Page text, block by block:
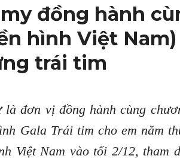
đồng hành
hình Việt
trái tim
là đơn vị đồng hành cùng
Gala Trái tim cho em năm
Việt Nam vào tối 2/12, tham